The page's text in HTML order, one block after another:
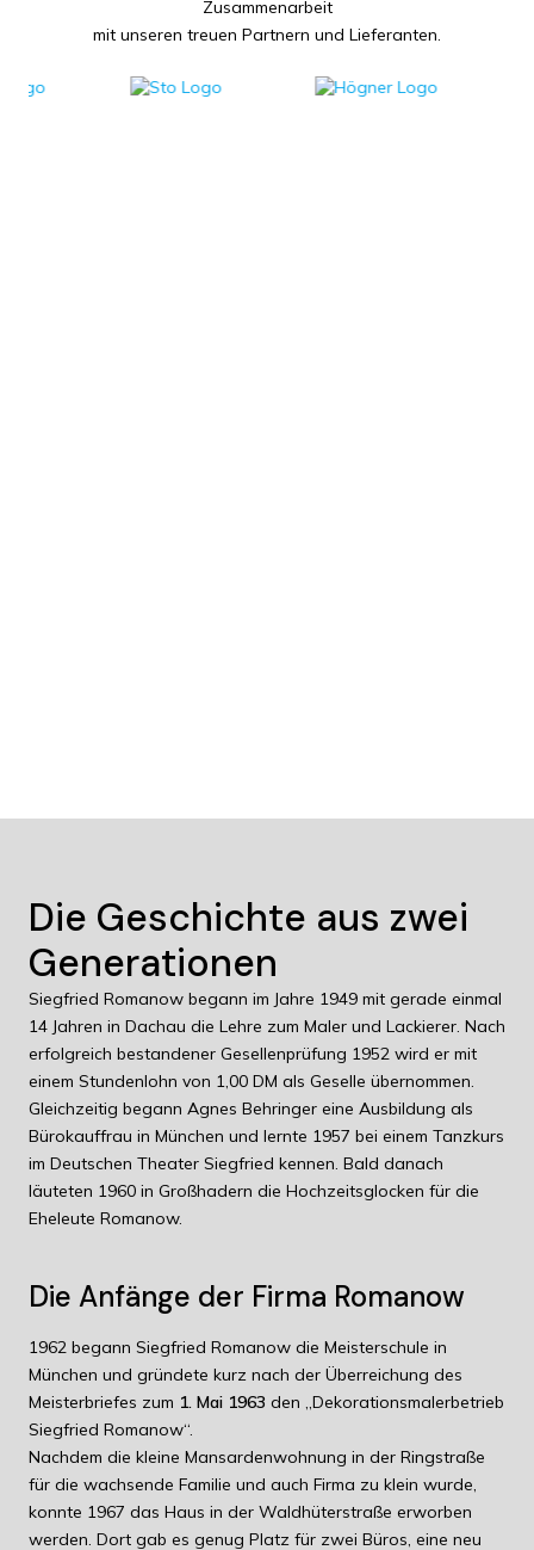
Zusammenarbeit
mit unseren treuen Partnern und Lieferanten.
Die Geschichte aus zwei
Generationen
Siegfried Romanow begann im Jahre 1949 mit gerade einmal
14 Jahren in Dachau die Lehre zum Maler und Lackierer. Nach
erfolgreich bestandener Gesellenprüfung 1952 wird er mit
einem Stundenlohn von 1,00 DM als Geselle übernommen.
Gleichzeitig begann Agnes Behringer eine Ausbildung als
Bürokauffrau in München und lernte 1957 bei einem Tanzkurs
im Deutschen Theater Siegfried kennen. Bald danach
läuteten 1960 in Großhadern die Hochzeitsglocken für die
Eheleute Romanow.
Die Anfänge der Firma Romanow
1962 begann Siegfried Romanow die Meisterschule in
München und gründete kurz nach der Überreichung des
Meisterbriefes zum 1. Mai 1963 den „Dekorationsmalerbetrieb
Siegfried Romanow“.
Nachdem die kleine Mansardenwohnung in der Ringstraße
für die wachsende Familie und auch Firma zu klein wurde,
konnte 1967 das Haus in der Waldhüterstraße erworben
werden. Dort gab es genug Platz für zwei Büros, eine neu